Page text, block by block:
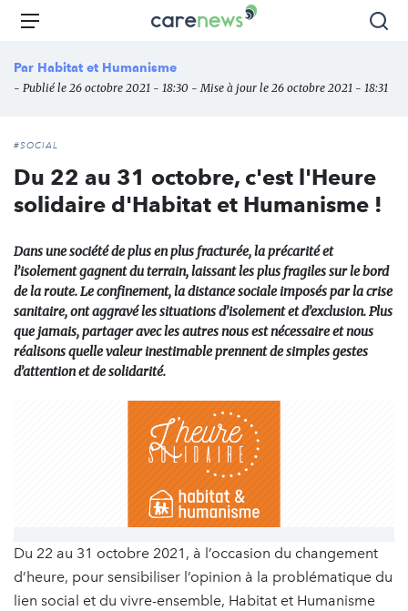
Aller
principal
Carenews,
des
Menu
Par Habitat et Humanisme
- Publié le 26 octobre 2021 - 18:30 - Mise à jour le 26 octobre 2021 - 18:31
#SOCIAL
Du 22 au 31 octobre, c'est l'Heure
solidaire d'Habitat et Humanisme !
Dans une société de plus en plus fracturée, la précarité et
l’isolement gagnent du terrain, laissant les plus fragiles sur le bord
de la route. Le confinement, la distance sociale imposés par la crise
sanitaire, ont aggravé les situations d’isolement et d’exclusion. Plus
que jamais, partager avec les autres nous est nécessaire et nous
réalisons quelle valeur inestimable prennent de simples gestes
d’attention et de solidarité.
Du 22 au 31 octobre 2021, à l’occasion du changement
d’heure, pour sensibiliser l’opinion à la problématique du
lien social et du vivre-ensemble, Habitat et Humanisme